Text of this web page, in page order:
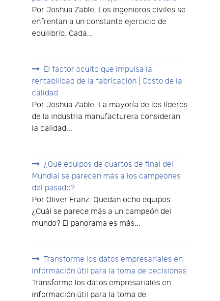
Por Joshua Zable. Los ingenieros civiles se
enfrentan a un constante ejercicio de
equilibrio. Cada...
El factor oculto que impulsa la
rentabilidad de la fabricación | Costo de la
calidad
Por Joshua Zable. La mayoría de los líderes
de la industria manufacturera consideran
la calidad...
¿Qué equipos de cuartos de final del
Mundial se parecen más a los campeones
del pasado?
Por Oliver Franz. Quedan ocho equipos.
¿Cuál se parece más a un campeón del
mundo? El panorama es más...
Transforme los datos empresariales en
información útil para la toma de decisiones
Transforme los datos empresariales en
información útil para la toma de